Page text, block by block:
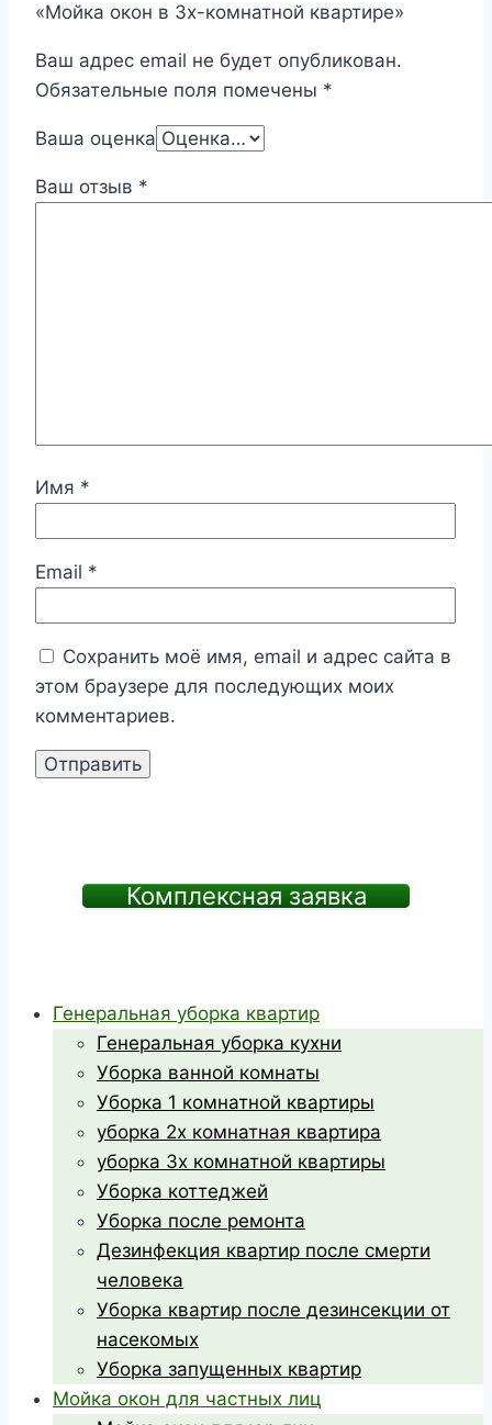
«Мойка окон в 3х-комнатной квартире»
Ваш адрес email не будет опубликован.
Обязательные поля помечены *
Ваша оценка
Ваш отзыв *
Имя *
Email *
Сохранить моё имя, email и адрес сайта в
этом браузере для последующих моих
комментариев.
Комплексная заявка
Генеральная уборка квартир
Генеральная уборка кухни
Уборка ванной комнаты
Уборка 1 комнатной квартиры
уборка 2х комнатная квартира
уборка 3х комнатной квартиры
Уборка коттеджей
Уборка после ремонта
Дезинфекция квартир после смерти
человека
Уборка квартир после дезинсекции от
насекомых
Уборка запущенных квартир
Мойка окон для частных лиц